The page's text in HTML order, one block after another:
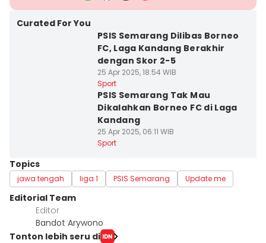
Curated For You
PSIS Semarang Dilibas Borneo
FC, Laga Kandang Berakhir
dengan Skor 2-5
25 Apr 2025, 18:54 WIB
Sport
PSIS Semarang Tak Mau
Dikalahkan Borneo FC di Laga
Kandang
25 Apr 2025, 06:11 WIB
Sport
Topics
jawa tengah liga 1 PSIS Semarang Update me
Editorial Team
Editor
Bandot Arywono
Tonton lebih seru di